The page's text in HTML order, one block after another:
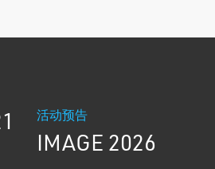
活动预告
IMAGE 2026